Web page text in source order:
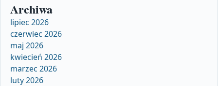
Archiwa
lipiec 2026
czerwiec 2026
maj 2026
kwiecień 2026
marzec 2026
luty 2026